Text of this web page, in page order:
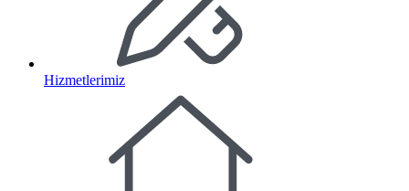
Hizmetlerimiz